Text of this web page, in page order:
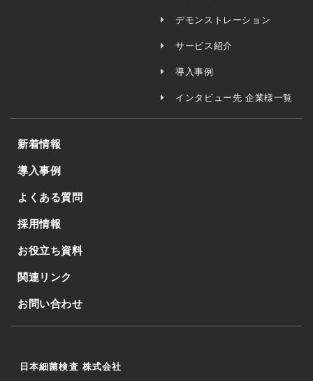
デモンストレーション
サービス紹介
導入事例
インタビュー先 企業様一覧
新着情報
導入事例
よくある質問
採用情報
お役立ち資料
関連リンク
お問い合わせ
日本細菌検査 株式会社